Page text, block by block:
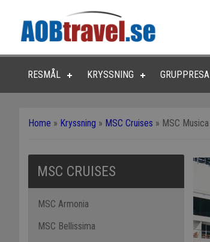
RESMÅL KRYSSNING GRUPPRESA
Home » Kryssning » MSC Cruises » MSC Musica
MSC CRUISES
MSC Armonia
MSC Bellissima